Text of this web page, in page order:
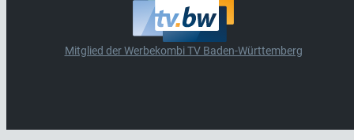
Mitglied der Werbekombi TV Baden-Württemberg